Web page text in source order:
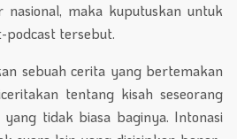
maka kuputuskan untuk
podcast tersebut.
sebuah cerita yang bertemakan
tentang kisah seseorang
yang tidak biasa baginya. Intonasi